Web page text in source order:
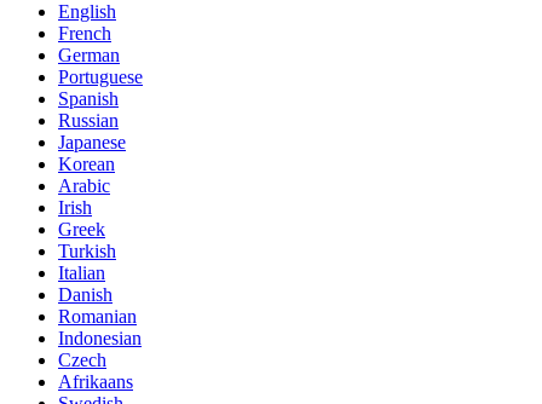
English
French
German
Portuguese
Spanish
Russian
Japanese
Korean
Arabic
Irish
Greek
Turkish
Italian
Danish
Romanian
Indonesian
Czech
Afrikaans